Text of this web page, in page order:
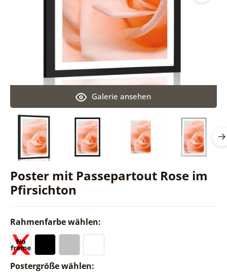
Poster mit Passepartout Rose im
Pfirsichton
Galerie ansehen
Rahmenfarbe wählen:
Postergröße wählen: